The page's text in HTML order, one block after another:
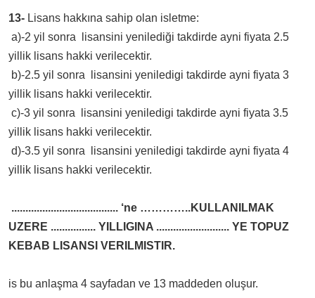
13- Lisans hakkına sahip olan isletme:
a)-2 yil sonra lisansini yenilediği takdirde ayni fiyata 2.5
yillik lisans hakki verilecektir.
b)-2.5 yil sonra lisansini yeniledigi takdirde ayni fiyata 3
yillik lisans hakki verilecektir.
c)-3 yil sonra lisansini yeniledigi takdirde ayni fiyata 3.5
yillik lisans hakki verilecektir.
d)-3.5 yil sonra lisansini yeniledigi takdirde ayni fiyata 4
yillik lisans hakki verilecektir.
...................................... ‘ne …………..KULLANILMAK
UZERE ................ YILLIGINA .......................... YE TOPUZ
KEBAB LISANSI VERILMISTIR.
is bu anlaşma 4 sayfadan ve 13 maddeden oluşur.